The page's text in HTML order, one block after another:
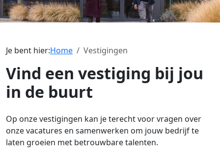
Je bent hier:Home Vestigingen
Vind een vestiging bij jou
in de buurt
Op onze vestigingen kan je terecht voor vragen over
onze vacatures en samenwerken om jouw bedrijf te
laten groeien met betrouwbare talenten.